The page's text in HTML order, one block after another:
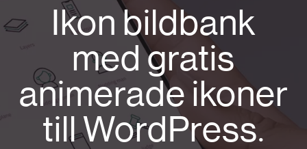
Ikon bildbank
med gratis
animerade ikoner
till WordPress.